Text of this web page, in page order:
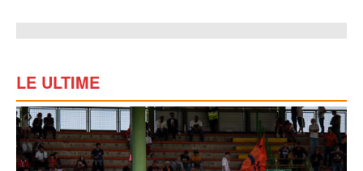
LE ULTIME